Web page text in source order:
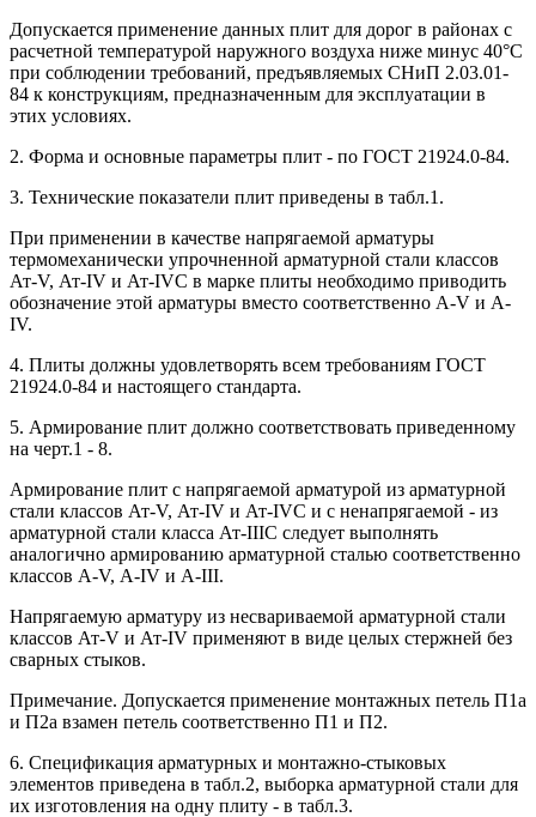
Допускается применение данных плит для дорог в районах с
расчетной температурой наружного воздуха ниже минус 40°С
при соблюдении требований, предъявляемых СНиП 2.03.01-
84 к конструкциям, предназначенным для эксплуатации в
этих условиях.
2. Форма и основные параметры плит - по ГОСТ 21924.0-84.
3. Технические показатели плит приведены в табл.1.
При применении в качестве напрягаемой арматуры
термомеханически упрочненной арматурной стали классов
Ат-V, Ат-IV и Ат-IVС в марке плиты необходимо приводить
обозначение этой арматуры вместо соответственно А-V и А-
IV.
4. Плиты должны удовлетворять всем требованиям ГОСТ
21924.0-84 и настоящего стандарта.
5. Армирование плит должно соответствовать приведенному
на черт.1 - 8.
Армирование плит с напрягаемой арматурой из арматурной
стали классов Ат-V, Ат-IV и Ат-IVC и с ненапрягаемой - из
арматурной стали класса Ат-IIIС следует выполнять
аналогично армированию арматурной сталью соответственно
классов А-V, А-IV и A-III.
Напрягаемую арматуру из несвариваемой арматурной стали
классов Ат-V и Ат-IV применяют в виде целых стержней без
сварных стыков.
Примечание. Допускается применение монтажных петель П1а
и П2а взамен петель соответственно П1 и П2.
6. Спецификация арматурных и монтажно-стыковых
элементов приведена в табл.2, выборка арматурной стали для
их изготовления на одну плиту - в табл.3.